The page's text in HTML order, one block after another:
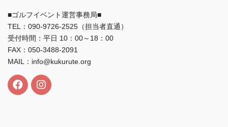
■ゴルフイベント運営事務局■
TEL：090‐9726‐2525（担当者直通）
受付時間：平日 10：00～18：00
FAX：050-3488-2091
MAIL：info@kukurute.org